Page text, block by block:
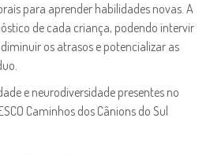
para aprender habilidades novas. A
de cada criança, podendo intervir
os atrasos e potencializar as
e neurodiversidade presentes no
Caminhos dos Cânions do Sul